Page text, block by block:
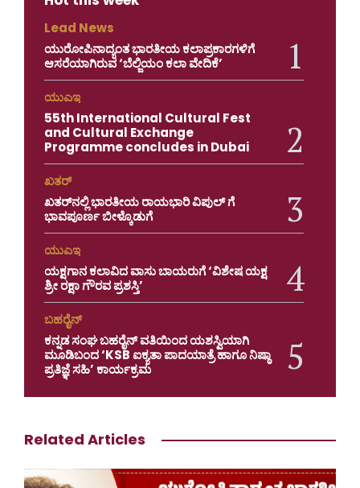
Lead News
ಯುರೋಪಿನಾದ್ಯಂತ ಭಾರತೀಯ ಕಲಾಪ್ರಕಾರಗಳಿಗೆ
ಆಸರೆಯಾಗಿರುವ ‘ಬೆಲ್ಜಿಯಂ ಕಲಾ ವೇದಿಕೆ’
ಯುಎಇ
55th International Cultural Fest
and Cultural Exchange
Programme concludes in Dubai
ಖತರ್
ಖತರ್‌ನಲ್ಲಿ ಭಾರತೀಯ ರಾಯಭಾರಿ ವಿಪುಲ್ ಗೆ
ಭಾವಪೂರ್ಣ ಬೀಳ್ಕೊಡುಗೆ
ಯುಎಇ
ಯಕ್ಷಗಾನ ಕಲಾವಿದ ವಾಸು ಬಾಯರುಗೆ ‘ವಿಶೇಷ ಯಕ್ಷ
ಶ್ರೀ ರಕ್ಷಾ ಗೌರವ ಪ್ರಶಸ್ತಿ’
ಬಹರೈನ್
ಕನ್ನಡ ಸಂಘ ಬಹರೈನ್ ವತಿಯಿಂದ ಯಶಸ್ವಿಯಾಗಿ
ಮೂಡಿಬಂದ ‘KSB ಐಕ್ಯತಾ ಪಾದಯಾತ್ರೆ ಹಾಗೂ ನಿಷ್ಠಾ
ಪ್ರತಿಜ್ಞೆ ಸಹಿ’ ಕಾರ್ಯಕ್ರಮ
Related Articles